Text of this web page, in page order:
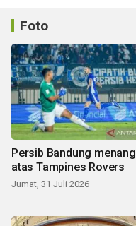
Foto
Persib Bandung menang
atas Tampines Rovers
Jumat, 31 Juli 2026